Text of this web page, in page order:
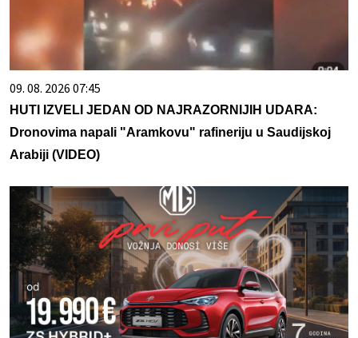
09. 08. 2026 07:45
HUTI IZVELI JEDAN OD NAJRAZORNIJIH UDARA:
Dronovima napali "Aramkovu" rafineriju u Saudijskoj
Arabiji (VIDEO)